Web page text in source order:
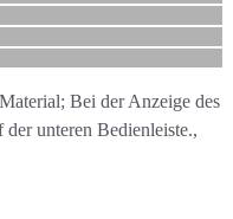
Bei der Anzeige des
unteren Bedienleiste.,